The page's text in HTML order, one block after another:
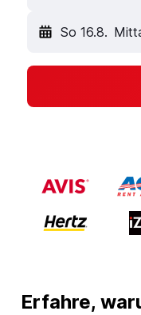
So 16.8.
Erfahre,